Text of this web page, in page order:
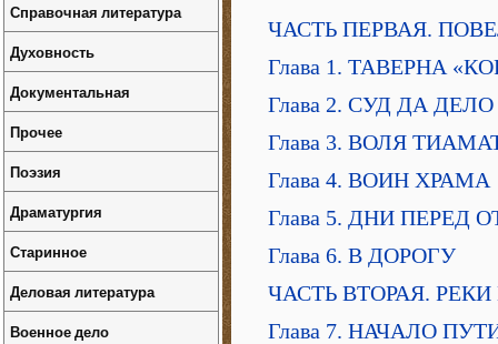
ЧАСТЬ ПЕРВАЯ.
Глава 1. ТАВЕРНА
Глава 2. СУД ДА ДЕЛО
Глава 3. ВОЛЯ
Глава 4. ВОИН ХРАМА
Глава 5. ДНИ ПЕРЕД
Глава 6. В ДОРОГУ
ЧАСТЬ ВТОРАЯ.
Глава 7. НАЧАЛО
Справочная литература
Духовность
Документальная
Прочее
Поэзия
Драматургия
Старинное
Деловая литература
Военное дело